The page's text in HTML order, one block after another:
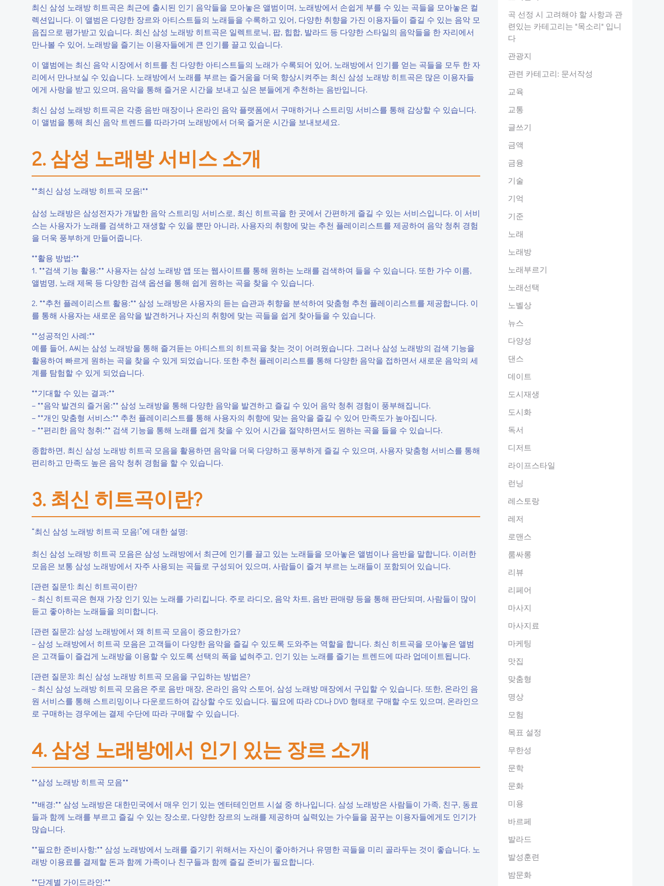
최신 삼성 노래방 히트곡은 최근에 출시된 인기 음악들을 모아놓은 앨범이며, 노래방에서 손쉽게 부를 수 있는 곡들을 모아놓은 컬
렉션입니다. 이 앨범은 다양한 장르와 아티스트들의 노래들을 수록하고 있어, 다양한 취향을 가진 이용자들이 즐길 수 있는 음악 모
음집으로 평가받고 있습니다. 최신 삼성 노래방 히트곡은 일렉트로닉, 팝, 힙합, 발라드 등 다양한 스타일의 음악들을 한 자리에서
만나볼 수 있어, 노래방을 즐기는 이용자들에게 큰 인기를 끌고 있습니다.
이 앨범에는 최신 음악 시장에서 히트를 친 다양한 아티스트들의 노래가 수록되어 있어, 노래방에서 인기를 얻는 곡들을 모두 한 자
리에서 만나보실 수 있습니다. 노래방에서 노래를 부르는 즐거움을 더욱 향상시켜주는 최신 삼성 노래방 히트곡은 많은 이용자들
에게 사랑을 받고 있으며, 음악을 통해 즐거운 시간을 보내고 싶은 분들에게 추천하는 음반입니다.
최신 삼성 노래방 히트곡은 각종 음반 매장이나 온라인 음악 플랫폼에서 구매하거나 스트리밍 서비스를 통해 감상할 수 있습니다.
이 앨범을 통해 최신 음악 트렌드를 따라가며 노래방에서 더욱 즐거운 시간을 보내보세요.
2. 삼성 노래방 서비스 소개
**최신 삼성 노래방 히트곡 모음!**
삼성 노래방은 삼성전자가 개발한 음악 스트리밍 서비스로, 최신 히트곡을 한 곳에서 간편하게 즐길 수 있는 서비스입니다. 이 서비
스는 사용자가 노래를 검색하고 재생할 수 있을 뿐만 아니라, 사용자의 취향에 맞는 추천 플레이리스트를 제공하여 음악 청취 경험
을 더욱 풍부하게 만들어줍니다.
**활용 방법:**
1. **검색 기능 활용:** 사용자는 삼성 노래방 앱 또는 웹사이트를 통해 원하는 노래를 검색하여 들을 수 있습니다. 또한 가수 이름,
앨범명, 노래 제목 등 다양한 검색 옵션을 통해 쉽게 원하는 곡을 찾을 수 있습니다.
2. **추천 플레이리스트 활용:** 삼성 노래방은 사용자의 듣는 습관과 취향을 분석하여 맞춤형 추천 플레이리스트를 제공합니다. 이
를 통해 사용자는 새로운 음악을 발견하거나 자신의 취향에 맞는 곡들을 쉽게 찾아들을 수 있습니다.
**성공적인 사례:**
예를 들어, A씨는 삼성 노래방을 통해 즐겨듣는 아티스트의 히트곡을 찾는 것이 어려웠습니다. 그러나 삼성 노래방의 검색 기능을
활용하여 빠르게 원하는 곡을 찾을 수 있게 되었습니다. 또한 추천 플레이리스트를 통해 다양한 음악을 접하면서 새로운 음악의 세
계를 탐험할 수 있게 되었습니다.
**기대할 수 있는 결과:**
– **음악 발견의 즐거움:** 삼성 노래방을 통해 다양한 음악을 발견하고 즐길 수 있어 음악 청취 경험이 풍부해집니다.
– **개인 맞춤형 서비스:** 추천 플레이리스트를 통해 사용자의 취향에 맞는 음악을 즐길 수 있어 만족도가 높아집니다.
– **편리한 음악 청취:** 검색 기능을 통해 노래를 쉽게 찾을 수 있어 시간을 절약하면서도 원하는 곡을 들을 수 있습니다.
종합하면, 최신 삼성 노래방 히트곡 모음을 활용하면 음악을 더욱 다양하고 풍부하게 즐길 수 있으며, 사용자 맞춤형 서비스를 통해
편리하고 만족도 높은 음악 청취 경험을 할 수 있습니다.
3. 최신 히트곡이란?
“최신 삼성 노래방 히트곡 모음!”에 대한 설명:
최신 삼성 노래방 히트곡 모음은 삼성 노래방에서 최근에 인기를 끌고 있는 노래들을 모아놓은 앨범이나 음반을 말합니다. 이러한
모음은 보통 삼성 노래방에서 자주 사용되는 곡들로 구성되어 있으며, 사람들이 즐겨 부르는 노래들이 포함되어 있습니다.
[관련 질문1]: 최신 히트곡이란?
– 최신 히트곡은 현재 가장 인기 있는 노래를 가리킵니다. 주로 라디오, 음악 차트, 음반 판매량 등을 통해 판단되며, 사람들이 많이
듣고 좋아하는 노래들을 의미합니다.
[관련 질문2]: 삼성 노래방에서 왜 히트곡 모음이 중요한가요?
– 삼성 노래방에서 히트곡 모음은 고객들이 다양한 음악을 즐길 수 있도록 도와주는 역할을 합니다. 최신 히트곡을 모아놓은 앨범
은 고객들이 즐겁게 노래방을 이용할 수 있도록 선택의 폭을 넓혀주고, 인기 있는 노래를 즐기는 트렌드에 따라 업데이트됩니다.
[관련 질문3]: 최신 삼성 노래방 히트곡 모음을 구입하는 방법은?
– 최신 삼성 노래방 히트곡 모음은 주로 음반 매장, 온라인 음악 스토어, 삼성 노래방 매장에서 구입할 수 있습니다. 또한, 온라인 음
원 서비스를 통해 스트리밍이나 다운로드하여 감상할 수도 있습니다. 필요에 따라 CD나 DVD 형태로 구매할 수도 있으며, 온라인으
로 구매하는 경우에는 결제 수단에 따라 구매할 수 있습니다.
4. 삼성 노래방에서 인기 있는 장르 소개
**삼성 노래방 히트곡 모음**
**배경:** 삼성 노래방은 대한민국에서 매우 인기 있는 엔터테인먼트 시설 중 하나입니다. 삼성 노래방은 사람들이 가족, 친구, 동료
들과 함께 노래를 부르고 즐길 수 있는 장소로, 다양한 장르의 노래를 제공하며 실력있는 가수들을 꿈꾸는 이용자들에게도 인기가
많습니다.
**필요한 준비사항:** 삼성 노래방에서 노래를 즐기기 위해서는 자신이 좋아하거나 유명한 곡들을 미리 골라두는 것이 좋습니다. 노
래방 이용료를 결제할 돈과 함께 가족이나 친구들과 함께 즐길 준비가 필요합니다.
**단계별 가이드라인:**
곡 선정 시 고려해야 할 사항과 관
련있는 카테고리는 "목소리" 입니
다
관광지
관련 카테고리: 문서작성
교육
교통
글쓰기
금액
금융
기술
기억
기준
노래
노래방
노래부르기
노래선택
노벨상
뉴스
다양성
댄스
데이트
도시재생
도시화
독서
디저트
라이프스타일
런닝
레스토랑
레저
로맨스
룸싸롱
리뷰
리페어
마사지
마사지료
마케팅
맛집
맞춤형
명상
모험
목표 설정
무한성
문학
문화
미용
바르페
발라드
발성훈련
밤문화